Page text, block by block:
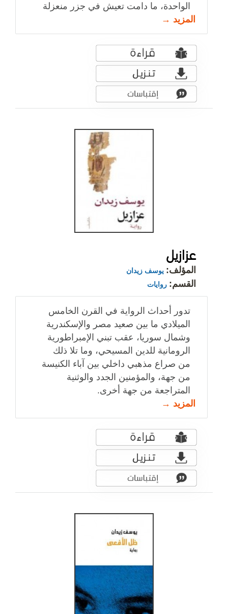
الواحدة، ما دامت تعيش في جزر منعزلة
المزيد →
عزازيل
المؤلف: يوسف زيدان
القسم: روايات
تدور أحداث الرواية في القرن الخامس
الميلادي ما بين صعيد مصر والإسكندرية
وشمال سوريا، عقب تبني الإمبراطورية
الرومانية للدين المسيحي، وما تلا ذلك
من صراع مذهبي داخلي بين آباء الكنيسة
من جهة، والمؤمنين الجدد والوثنية
المتراجعة من جهة أخرى.
المزيد →